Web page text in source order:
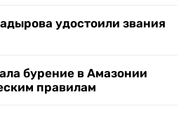
удостоили звания
бурение в Амазонии
правилам